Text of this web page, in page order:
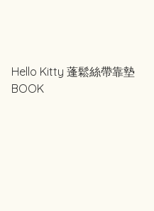
Hello Kitty 蓬鬆絲帶靠墊
BOOK